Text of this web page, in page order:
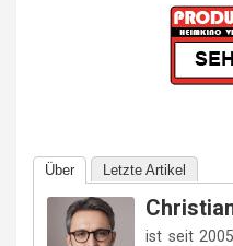
Über Letzte Artikel
ist seit